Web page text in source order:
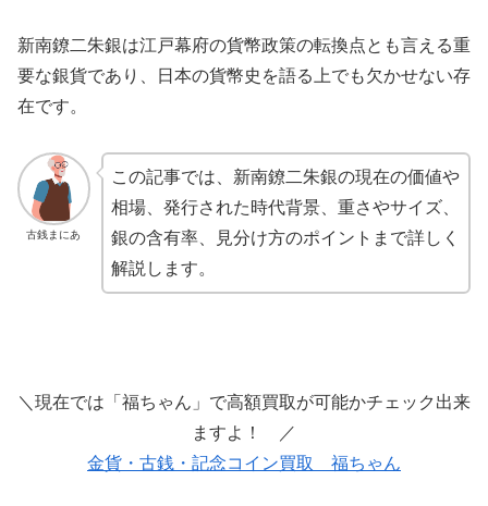
新南鐐二朱銀は江戸幕府の貨幣政策の転換点とも言える重
要な銀貨であり、日本の貨幣史を語る上でも欠かせない存
在です。
古銭まにあ
この記事では、新南鐐二朱銀の現在の価値や
相場、発行された時代背景、重さやサイズ、
銀の含有率、見分け方のポイントまで詳しく
解説します。
＼現在では「福ちゃん」で高額買取が可能かチェック出来
ますよ！ ／
金貨・古銭・記念コイン買取 福ちゃん